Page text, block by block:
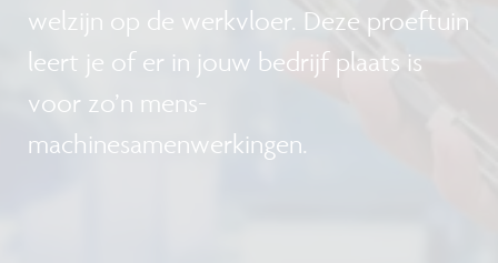
welzijn op de werkvloer. Deze proeftuin
leert je of er in jouw bedrijf plaats is
voor zo’n mens-
machinesamenwerkingen.